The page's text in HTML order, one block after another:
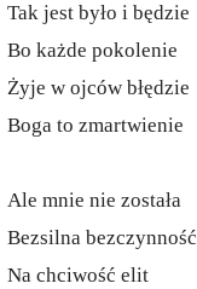
Tak jest było i będzie
Bo każde pokolenie
Żyje w ojców błędzie
Boga to zmartwienie
Ale mnie nie została
Bezsilna bezczynność
Na chciwość elit